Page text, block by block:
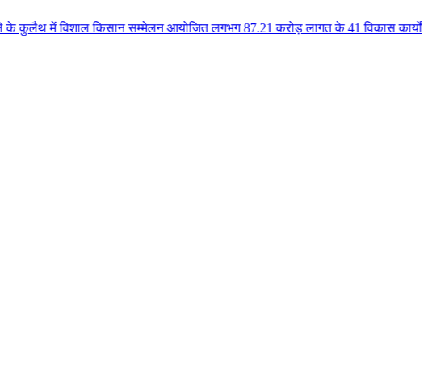
सम्मेलन आयोजित लगभग 87.21 करोड़ लागत के 41 विकास कार्यों का किया